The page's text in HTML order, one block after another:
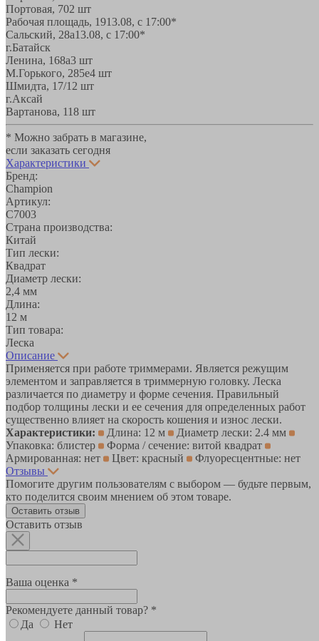
Портовая, 702 шт
Рабочая площадь, 1913.08, с 17:00*
Сальский, 28a13.08, с 17:00*
г.Батайск
Ленина, 168а3 шт
М.Горького, 285е4 шт
Шмидта, 17/1 2 шт
г.Аксай
Вартанова, 118 шт
* Можно забрать в магазине,
если заказать сегодня
Характеристики
Бренд:
Champion
Артикул:
C7003
Страна производства:
Китай
Тип лески:
Квадрат
Диаметр лески:
2,4 мм
Длина:
12 м
Тип товара:
Леска
Описание
Применяется при работе триммерами. Является режущим
элементом и заправляется в триммерную головку. Леска
различается по диаметру и форме сечения. Правильный
подбор толщины лески и ее сечения для определенных работ
существенно влияет на скорость кошения и износ лески.
Характеристики:
Длина: 12 м
Диаметр лески: 2.4 мм
Упаковка: блистер
Форма / сечение: витой квадрат
Армированная: нет
Цвет: красный
Флуоресцентные: нет
Отзывы
Помогите другим пользователям с выбором — будьте первым,
кто поделится своим мнением об этом товаре.
Оставить отзыв
Оставить отзыв
Ваша оценка *
Рекомендуете данный товар? *
Да
Нет